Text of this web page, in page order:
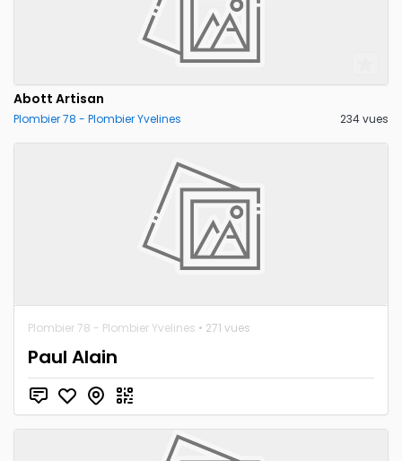
Abott Artisan
Plombier 78 - Plombier Yvelines 234 vues
Plombier 78 - Plombier Yvelines • 271 vues
Paul Alain